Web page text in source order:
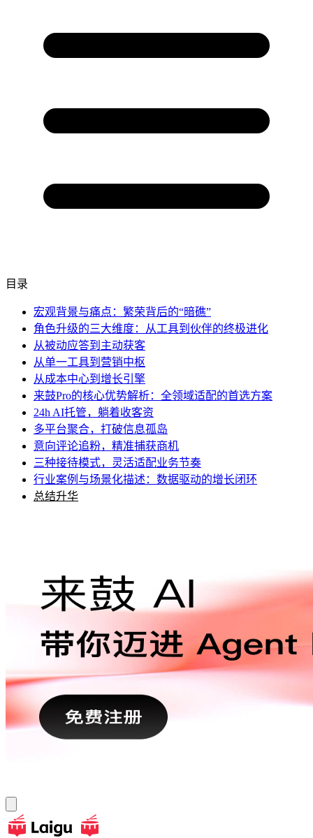
目录
宏观背景与痛点：繁荣背后的“暗礁”
角色升级的三大维度：从工具到伙伴的终极进化
从被动应答到主动获客
从单一工具到营销中枢
从成本中心到增长引擎
来鼓Pro的核心优势解析：全领域适配的首选方案
24h AI托管，躺着收客资
多平台聚合，打破信息孤岛
意向评论追粉，精准捕获商机
三种接待模式，灵活适配业务节奏
行业案例与场景化描述：数据驱动的增长闭环
总结升华